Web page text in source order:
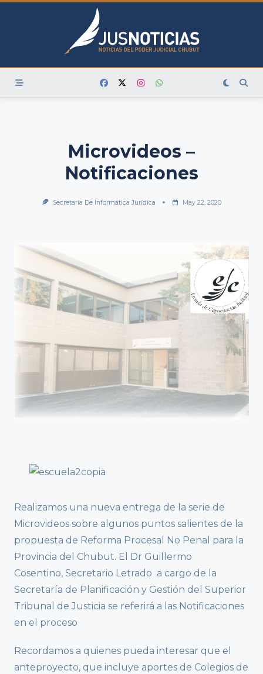
Skip
Microvideos –
Notificaciones
Secretaría De Informática Jurídica May 22, 2020
Realizamos una nueva entrega de la serie de
Microvideos sobre algunos puntos salientes de la
propuesta de Reforma Procesal No Penal para la
Provincia del Chubut. El Dr Guillermo
Cosentino, Secretario Letrado a cargo de la
Secretaría de Planificación y Gestión del Superior
Tribunal de Justicia se referirá a las Notificaciones
en el proceso
Recordamos a quienes pueda interesar que el
anteproyecto, que incluye aportes de Colegios de